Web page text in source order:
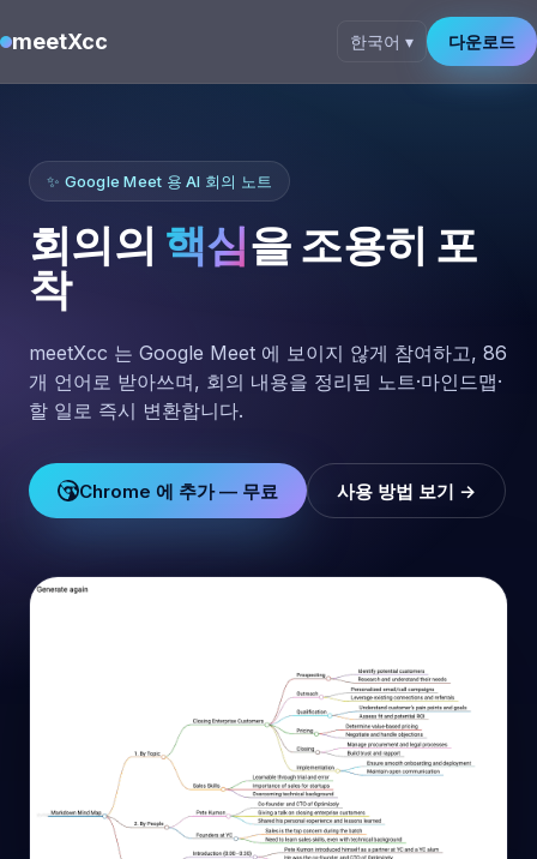
meetXcc 한국어 ▾ 다운로드
✨ Google Meet 용 AI 회의 노트
회의의 핵심을 조용히 포
착
meetXcc 는 Google Meet 에 보이지 않게 참여하고, 86
개 언어로 받아쓰며, 회의 내용을 정리된 노트·마인드맵·
할 일로 즉시 변환합니다.
Chrome 에 추가 — 무료 사용 방법 보기 →